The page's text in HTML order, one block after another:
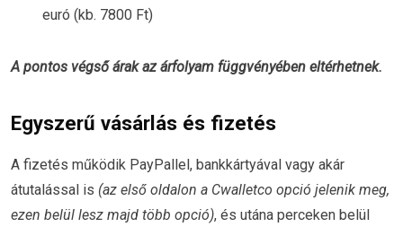
euró (kb. 7800 Ft)
A pontos végső árak az árfolyam függvényében eltérhetnek.
Egyszerű vásárlás és fizetés
A fizetés működik PayPallel, bankkártyával vagy akár
átutalással is (az első oldalon a Cwalletco opció jelenik meg,
ezen belül lesz majd több opció), és utána perceken belül